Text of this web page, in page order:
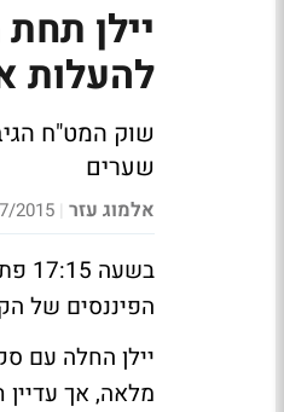
יילן
להעלות
שוק המט"ח
שערים
אלמוג עזר |
17:35
הפיננסים של
יילן החלה עם
מלאה, אך עדיין